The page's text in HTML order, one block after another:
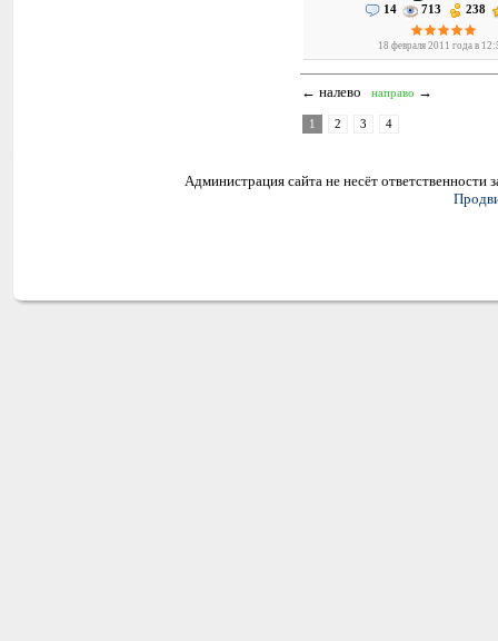
14 713 238
18 февраля 2011 года в
← налево направо →
1 2 3 4
Администрация сайта не несёт ответственности